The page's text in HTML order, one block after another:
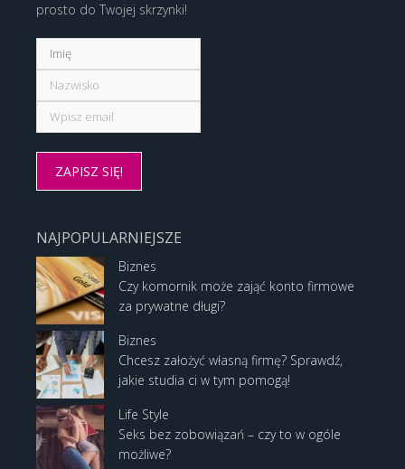
prosto do Twojej skrzynki!
NAJPOPULARNIEJSZE
Biznes
Czy komornik może zająć konto firmowe
za prywatne długi?
Biznes
Chcesz założyć własną firmę? Sprawdź,
jakie studia ci w tym pomogą!
Life Style
Seks bez zobowiązań – czy to w ogóle
możliwe?